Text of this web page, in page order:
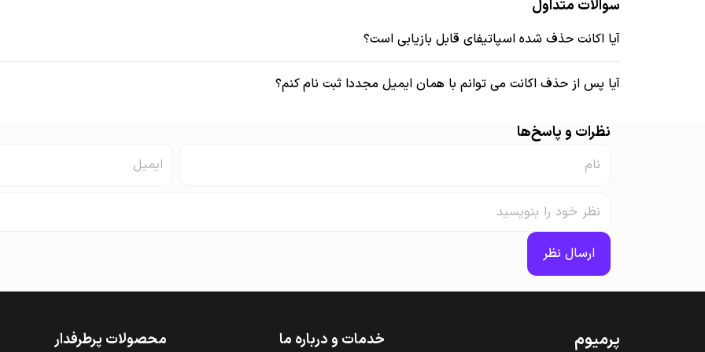
سوالات متداول
آیا اکانت حذف شده اسپاتیفای قابل بازیابی است؟
آیا پس از حذف اکانت می توانم با همان ایمیل مجددا ثبت نام کنم؟
نظرات و پاسخ‌ها
ارسال نظر
پرمیوم‌
خدمات و درباره ما محصولات پرطرفدار